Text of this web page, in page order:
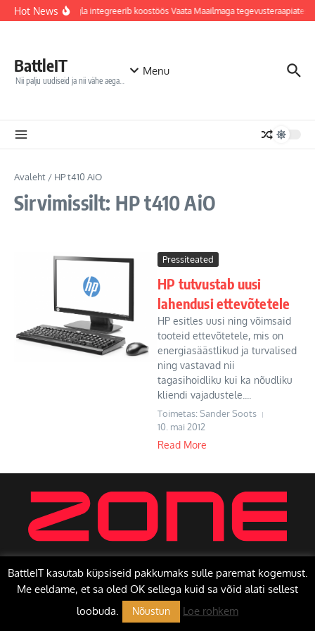
Sisu juurde
Hot NewsJõhvi haigla integreerib koostöös Vaata Maailmaga
BattleIT
Nii palju uudiseid ja nii vähe aega…
Menu
Avaleht / HP t410 AiO
Sirvimissilt: HP t410 AiO
Pressiteated
HP tutvustab uusi
lahendusi ettevõtetele
HP esitles uusi ning võimsaid
tooteid ettevõtetele, mis on
energiasäästlikud ja turvalised
ning vastavad nii
tagasihoidliku kui ka nõudliku
kliendi vajadustele....
Toimetas: Sander Soots
10. mai 2012
Read More
Copyright © 2026 BattleIT | Toetab
BattleIT kasutab küpsiseid pakkumaks sulle paremat kogemust.
Me eeldame, et sa oled OK sellega kuid sa võid alati sellest
loobuda.
Nõustun Loe rohkem